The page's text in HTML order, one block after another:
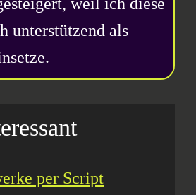
weil ich diese
unterstützend als
per Script